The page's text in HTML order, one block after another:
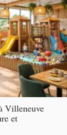
Villeneuve
et